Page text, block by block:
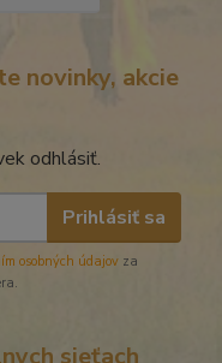
novinky, akcie
odhlásiť.
Prihlásiť sa
osobných údajov za
sieťach